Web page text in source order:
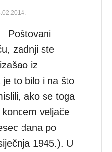
Poštovani
zadnji ste
iz
je to bilo i na što
ako se toga
veljače
dana po
1945.). U